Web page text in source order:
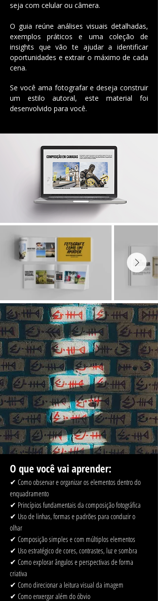
seja com celular ou câmera.
O guia reúne análises visuais detalhadas,
exemplos práticos e uma coleção de
insights que vão te ajudar a identificar
oportunidades e extrair o máximo de cada
cena.
Se você ama fotografar e deseja construir
um estilo autoral, este material foi
desenvolvido para você.
O que você vai aprender:
✔ Como observar e organizar os elementos dentro do
enquadramento
✔ Princípios fundamentais da composição fotográfica
✔ Uso de linhas, formas e padrões para conduzir o
olhar
✔ Composição simples e com múltiplos elementos
✔ Uso estratégico de cores, contrastes, luz e sombra
✔ Como explorar ângulos e perspectivas de forma
criativa
✔ Como direcionar a leitura visual da imagem
✔ Como enxergar além do óbvio